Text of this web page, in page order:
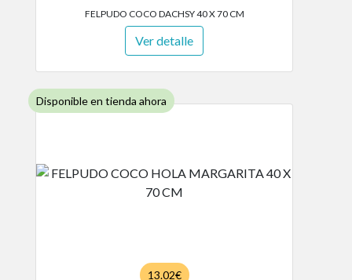
FELPUDO COCO DACHSY 40 X 70 CM
Ver detalle
Disponible en tienda ahora
13.02€